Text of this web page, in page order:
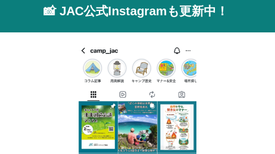
📸 JAC公式Instagramも更新中！